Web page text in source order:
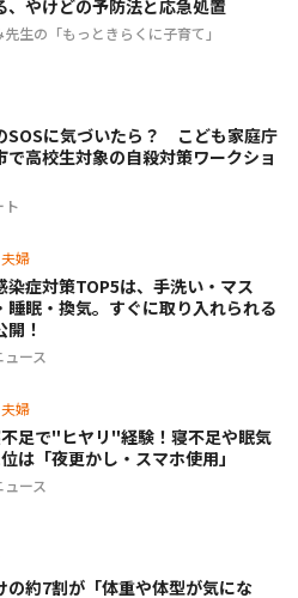
、やけどの予防法と応急処置
生の「もっときらくに子育て」
SOSに気づいたら？ こども家庭庁
で高校生対象の自殺対策ワークショ
ト
婦
染症対策TOP5は、手洗い・マス
睡眠・換気。すぐに取り入れられる
！
ュース
婦
足で"ヒヤリ"経験！寝不足や眠気
は「夜更かし・スマホ使用」
ュース
の約7割が「体重や体型が気にな